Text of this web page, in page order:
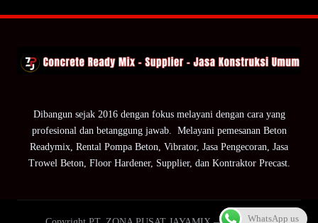
Dibangun sejak 2016 dengan fokus melayani dengan cara yang
profesional dan betanggung jawab. Melayani pemesanan Beton
Readymix, Rental Pompa Beton, Vibrator, Jasa Pengecoran, Jasa
Trowel Beton, Floor Hardener, Supplier, dan Kontraktor Precast.
WhatsApp us